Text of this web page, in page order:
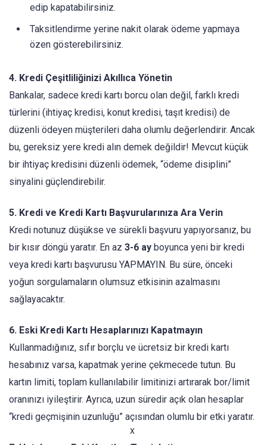
edip kapatabilirsiniz.
Taksitlendirme yerine nakit olarak ödeme yapmaya
özen gösterebilirsiniz.
4. Kredi Çeşitliliğinizi Akıllıca Yönetin
Bankalar, sadece kredi kartı borcu olan değil, farklı kredi
türlerini (ihtiyaç kredisi, konut kredisi, taşıt kredisi) de
düzenli ödeyen müşterileri daha olumlu değerlendirir. Ancak
bu, gereksiz yere kredi alın demek değildir! Mevcut küçük
bir ihtiyaç kredisini düzenli ödemek, “ödeme disiplini”
sinyalini güçlendirebilir.
5. Kredi ve Kredi Kartı Başvurularınıza Ara Verin
Kredi notunuz düşükse ve sürekli başvuru yapıyorsanız, bu
bir kısır döngü yaratır. En az 3-6 ay boyunca yeni bir kredi
veya kredi kartı başvurusu YAPMAYIN. Bu süre, önceki
yoğun sorgulamaların olumsuz etkisinin azalmasını
sağlayacaktır.
6. Eski Kredi Kartı Hesaplarınızı Kapatmayın
Kullanmadığınız, sıfır borçlu ve ücretsiz bir kredi kartı
hesabınız varsa, kapatmak yerine çekmecede tutun. Bu
kartın limiti, toplam kullanılabilir limitinizi artırarak bor/limit
oranınızı iyileştirir. Ayrıca, uzun süredir açık olan hesaplar
“kredi geçmişinin uzunluğu” açısından olumlu bir etki yaratır.
x